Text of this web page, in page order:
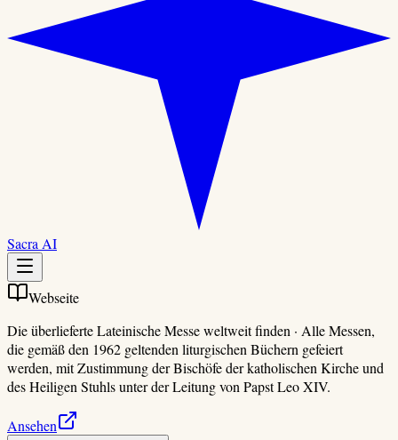
Sacra AI
Webseite
Die überlieferte Lateinische Messe weltweit finden · Alle Messen,
die gemäß den 1962 geltenden liturgischen Büchern gefeiert
werden, mit Zustimmung der Bischöfe der katholischen Kirche und
des Heiligen Stuhls unter der Leitung von Papst Leo XIV.
Ansehen